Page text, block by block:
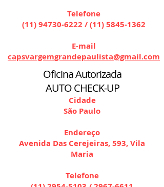
Telefone
(11) 94730-6222 /(11) 5845-1362
E-mail
capsvargemgrandepaulista@gmail.com
Oficina Autorizada
AUTO CHECK-UP
Cidade
São Paulo
Endereço
Avenida Das Cerejeiras, 593, Vila
Maria
Telefone